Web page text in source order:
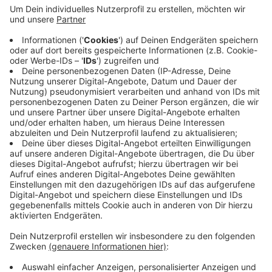
Mannheim. Die ärgerliche Niederlage in Essen und vier
verletzte Spieler drücken etwas auf die Stimmung.
Trotzdem ist Preußen Trainer Sascha Hildmann mit
Blick auf heute optimistisch. Denn seine Mannschaft
habe in den letzten Spielen eine gute Leistung gezeigt
- auch in Essen. Anpfiff im Preußenstadion in Münster
ist nachher um 14 Uhr. Der Verein rechnet mit 9000 bis
9500 Fans.
Anzeige
Anzeige